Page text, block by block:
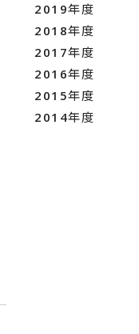
2019年度
2018年度
2017年度
2016年度
2015年度
2014年度